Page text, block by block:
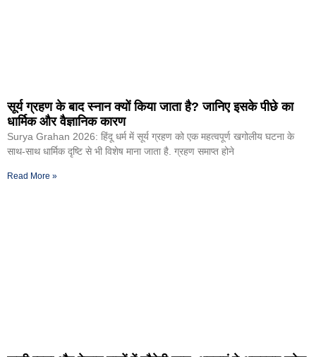
सूर्य ग्रहण के बाद स्नान क्यों किया जाता है? जानिए इसके पीछे का
धार्मिक और वैज्ञानिक कारण
Surya Grahan 2026: हिंदू धर्म में सूर्य ग्रहण को एक महत्वपूर्ण खगोलीय घटना के
साथ-साथ धार्मिक दृष्टि से भी विशेष माना जाता है. ग्रहण समाप्त होने
Read More »